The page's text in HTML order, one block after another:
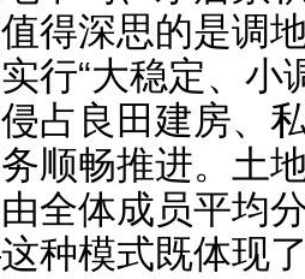
得深思的是调
行“大稳定、小
占良田建房、
顺畅推进。土
全体成员平均
模式既体现